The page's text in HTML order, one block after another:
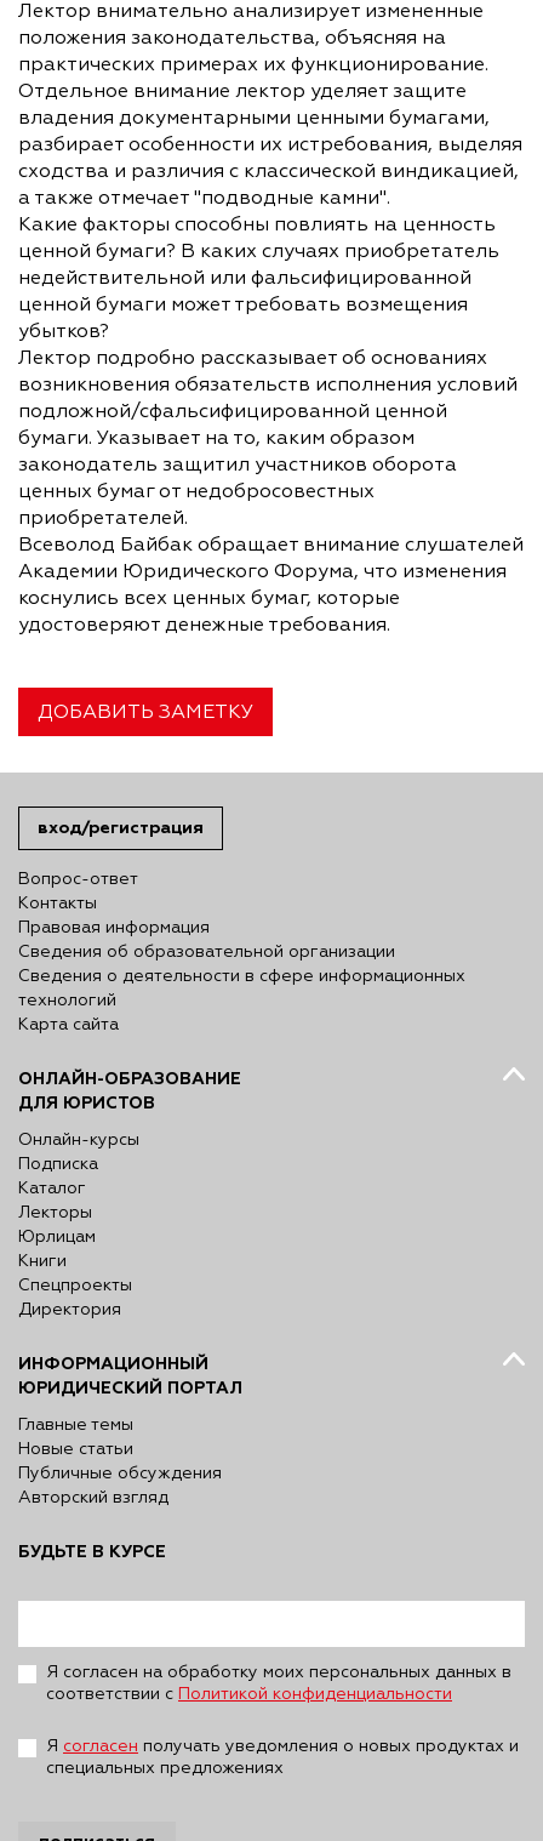
Лектор внимательно анализирует измененные
положения законодательства, объясняя на
практических примерах их функционирование.
Отдельное внимание лектор уделяет защите
владения документарными ценными бумагами,
разбирает особенности их истребования, выделяя
сходства и различия с классической виндикацией,
а также отмечает "подводные камни".
Какие факторы способны повлиять на ценность
ценной бумаги? В каких случаях приобретатель
недействительной или фальсифицированной
ценной бумаги может требовать возмещения
убытков?
Лектор подробно рассказывает об основаниях
возникновения обязательств исполнения условий
подложной/сфальсифицированной ценной
бумаги. Указывает на то, каким образом
законодатель защитил участников оборота
ценных бумаг от недобросовестных
приобретателей.
Всеволод Байбак обращает внимание слушателей
Академии Юридического Форума, что изменения
коснулись всех ценных бумаг, которые
удостоверяют денежные требования.
ДОБАВИТЬ ЗАМЕТКУ
вход/регистрация
Вопрос-ответ
Контакты
Правовая информация
Сведения об образовательной организации
Сведения о деятельности в сфере информационных
технологий
Карта сайта
ОНЛАЙН-ОБРАЗОВАНИЕ
ДЛЯ ЮРИСТОВ
Онлайн-курсы
Подписка
Каталог
Лекторы
Юрлицам
Книги
Спецпроекты
Директория
ИНФОРМАЦИОННЫЙ
ЮРИДИЧЕСКИЙ ПОРТАЛ
Главные темы
Новые статьи
Публичные обсуждения
Авторский взгляд
БУДЬТЕ В КУРСЕ
Я согласен на обработку моих персональных данных в
соответствии с
Политикой конфиденциальности
Я согласен получать уведомления о новых продуктах и
специальных предложениях